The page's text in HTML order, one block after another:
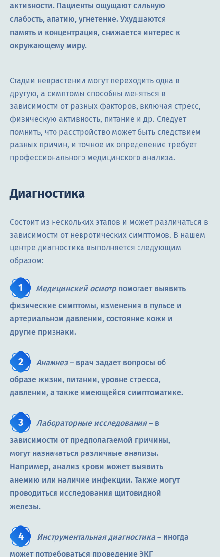
активности. Пациенты ощущают сильную
слабость, апатию, угнетение. Ухудшаются
память и концентрация, снижается интерес к
окружающему миру.
Стадии неврастении могут переходить одна в
другую, а симптомы способны меняться в
зависимости от разных факторов, включая стресс,
физическую активность, питание и др. Следует
помнить, что расстройство может быть следствием
разных причин, и точное их определение требует
профессионального медицинского анализа.
Диагностика
Состоит из нескольких этапов и может различаться в
зависимости от невротических симптомов. В нашем
центре диагностика выполняется следующим
образом:
Медицинский осмотр помогает выявить
физические симптомы, изменения в пульсе и
артериальном давлении, состояние кожи и
другие признаки.
Анамнез– врач задает вопросы об
образе жизни, питании, уровне стресса,
давлении, а также имеющейся симптоматике.
Лабораторные исследования– в
зависимости от предполагаемой причины,
могут назначаться различные анализы.
Например, анализ крови может выявить
анемию или наличие инфекции. Также могут
проводиться исследования щитовидной
железы.
Инструментальная диагностика – иногда
может потребоваться проведение ЭКГ